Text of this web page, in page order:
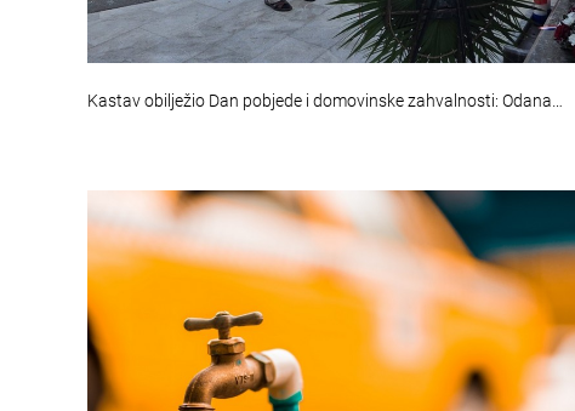
Kastav obilježio Dan pobjede i domovinske zahvalnosti: Odana…